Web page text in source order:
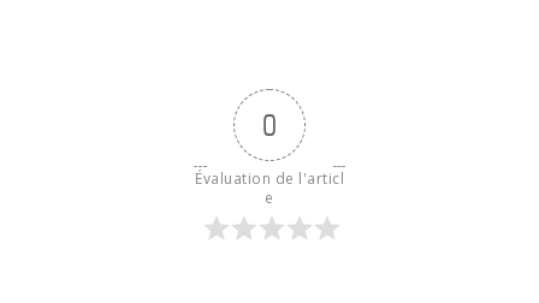
0
Évaluation de l'articl
e